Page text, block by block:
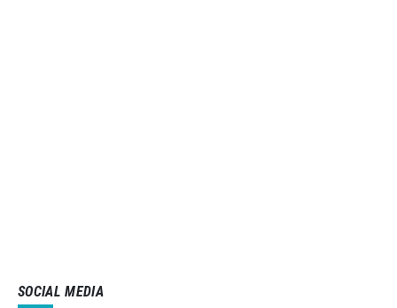
SOCIAL MEDIA